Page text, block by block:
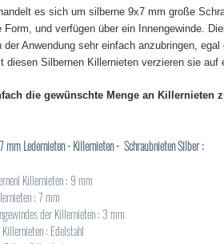
es sich um silberne 9x7 mm große
Form, und verfügen über ein Innengewinde.
der Anwendung sehr einfach anzubringen,
diesen Silbernen Killernieten verzieren sie
die gewünschte Menge an
Ledernieten - Killernieten - Schraubnieten Silber :
Killernieten : 9 mm
: 7 mm
der Killernieten : 3 mm
: Edelstahl